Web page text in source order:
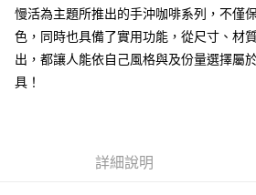
帳／街口支付／iPASS MONEY」等通路繳費。
【注意事項】
1.本服務係由「台灣大哥大股份有限公司」（以
用戶於交易時，得透過本服務購買商品或服務，
3.完整用戶服務條款，請詳閱以下連結：
２．訂單成立數日內，您將收到繳費通知簡訊。
３．收到繳費通知簡訊後14天內，點擊此簡訊
ATM／網路銀行／等多元方式進行付款，方視為
※ 請注意：結帳手續完成當下不需立刻繳費，但
購買商品的店家。未經商家同意取消之訂單仍視
宅配
每筆NT$100，滿NT$1,200(含以上)免運費
慢活為主題所推出的手沖咖啡系列，不僅
色，同時也具備了實用功能，從尺寸、材
出，都讓人能依自己風格與及份量選擇屬
具！
詳細說明